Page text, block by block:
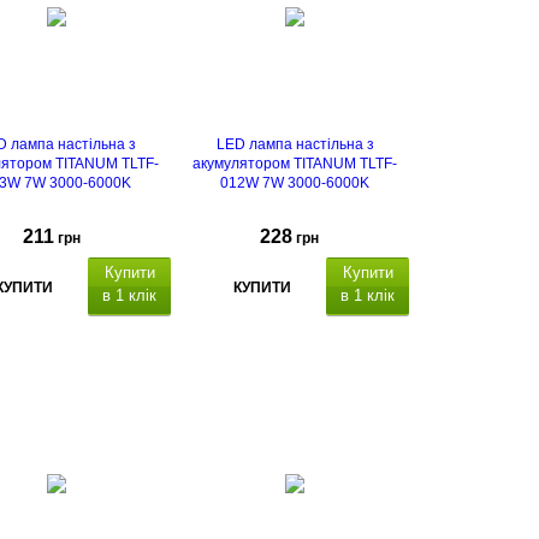
лампа настільна з
TITANUM TLTF-
7W 3000-6000K
211 грн
Купити
в 1 клік
LED лампа настільна з
акумулятором TITANUM TLTF-
012W 7W 3000-6000K
228 грн
КУПИТИ
Купити
в 1 клік